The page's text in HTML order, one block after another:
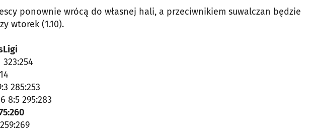
ponownie wrócą do własnej hali, a przeciwnikiem suwalczan będzie
wtorek (1.10).
323:254
285:253
8:5 295:283